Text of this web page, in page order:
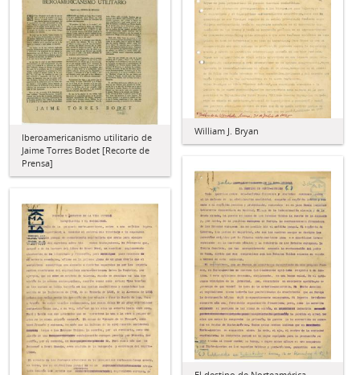
Iberoamericanismo utilitario de
Jaime Torres Bodet [Recorte de
Prensa]
William J. Bryan